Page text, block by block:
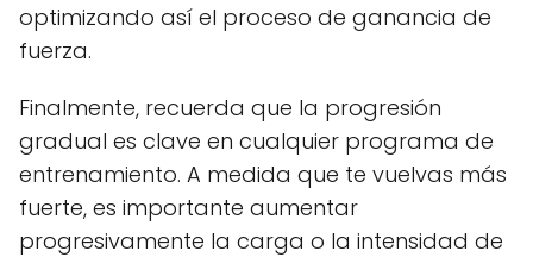
optimizando así el proceso de ganancia de
fuerza.
Finalmente, recuerda que la progresión
gradual es clave en cualquier programa de
entrenamiento. A medida que te vuelvas más
fuerte, es importante aumentar
progresivamente la carga o la intensidad de